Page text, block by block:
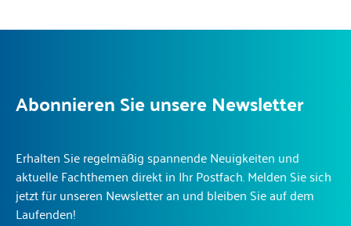
Abonnieren Sie unsere Newsletter
Erhalten Sie regelmäßig spannende Neuigkeiten und
aktuelle Fachthemen direkt in Ihr Postfach. Melden Sie sich
jetzt für unseren Newsletter an und bleiben Sie auf dem
Laufenden!